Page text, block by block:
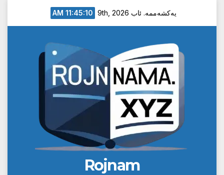
یەکشەممە. ئاب 9th, 2026 11:45:11 AM
Rojnam